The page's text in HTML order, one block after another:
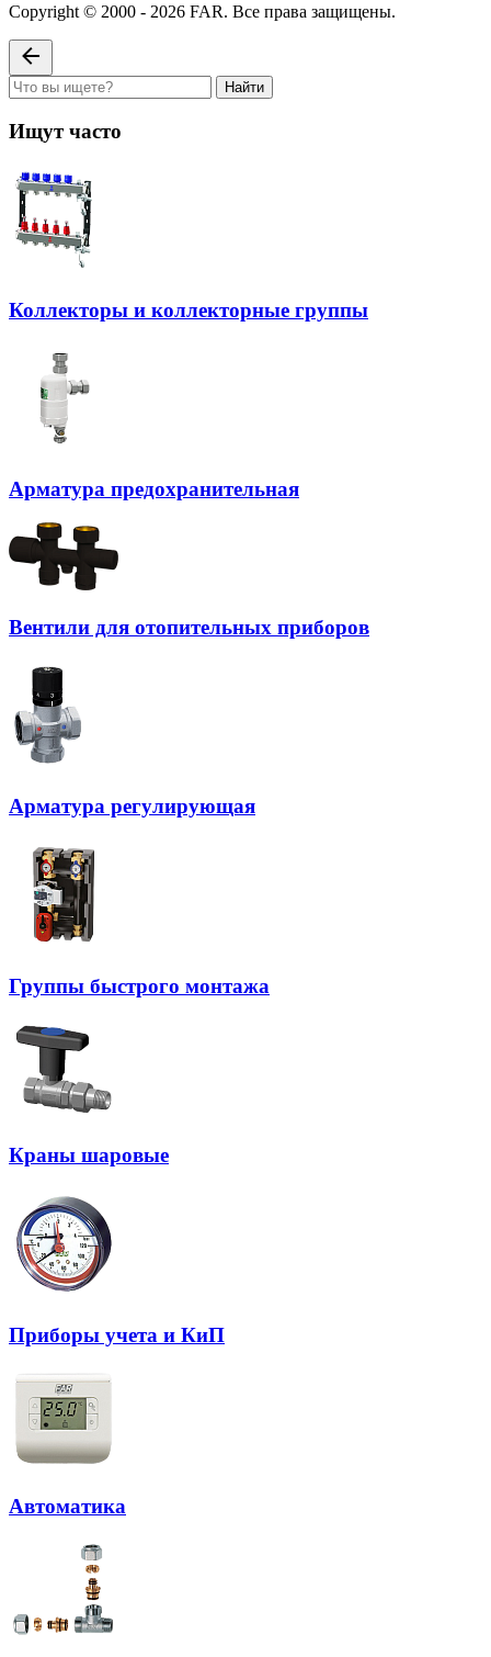
Copyright © 2000 - 2026 FAR. Все права защищены.
Найти
Ищут часто
Коллекторы и коллекторные группы
Арматура предохранительная
Вентили для отопительных приборов
Арматура регулирующая
Группы быстрого монтажа
Краны шаровые
Приборы учета и КиП
Автоматика